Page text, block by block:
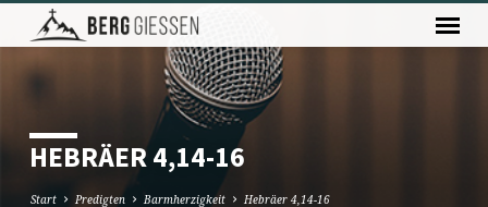
HEBRÄER 4,14-16
Start Predigten Barmherzigkeit Hebräer 4,14-16